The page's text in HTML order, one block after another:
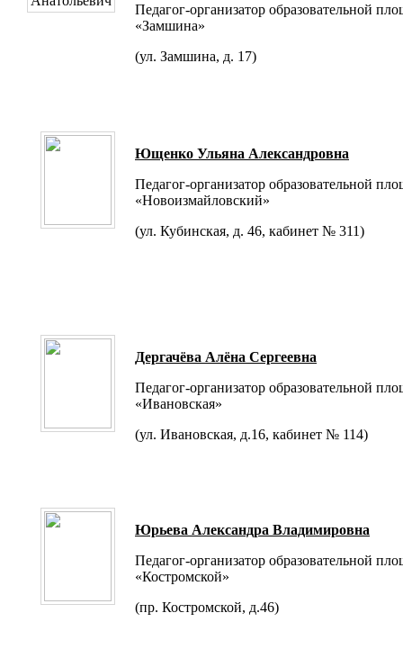
Педагог-организатор образовательной
«Замшина»
(ул. Замшина, д. 17)
Ющенко Ульяна Александровна
Педагог-организатор образовательной
«Новоизмайловский»
(ул. Кубинская, д. 46, кабинет № 311)
Дергачёва Алёна Сергеевна
Педагог-организатор образовательной
«Ивановская»
(ул. Ивановская, д.16, кабинет № 114)
Юрьева Александра Владимировна
Педагог-организатор образовательной
«Костромской»
(пр. Костромской, д.46)